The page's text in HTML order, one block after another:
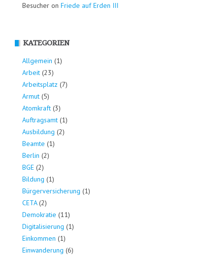
Besucher on Friede auf Erden III
KATEGORIEN
Allgemein (1)
Arbeit (23)
Arbeitsplatz (7)
Armut (5)
Atomkraft (3)
Auftragsamt (1)
Ausbildung (2)
Beamte (1)
Berlin (2)
BGE (2)
Bildung (1)
Bürgerversicherung (1)
CETA(2)
Demokratie (11)
Digitalisierung (1)
Einkommen (1)
Einwanderung (6)